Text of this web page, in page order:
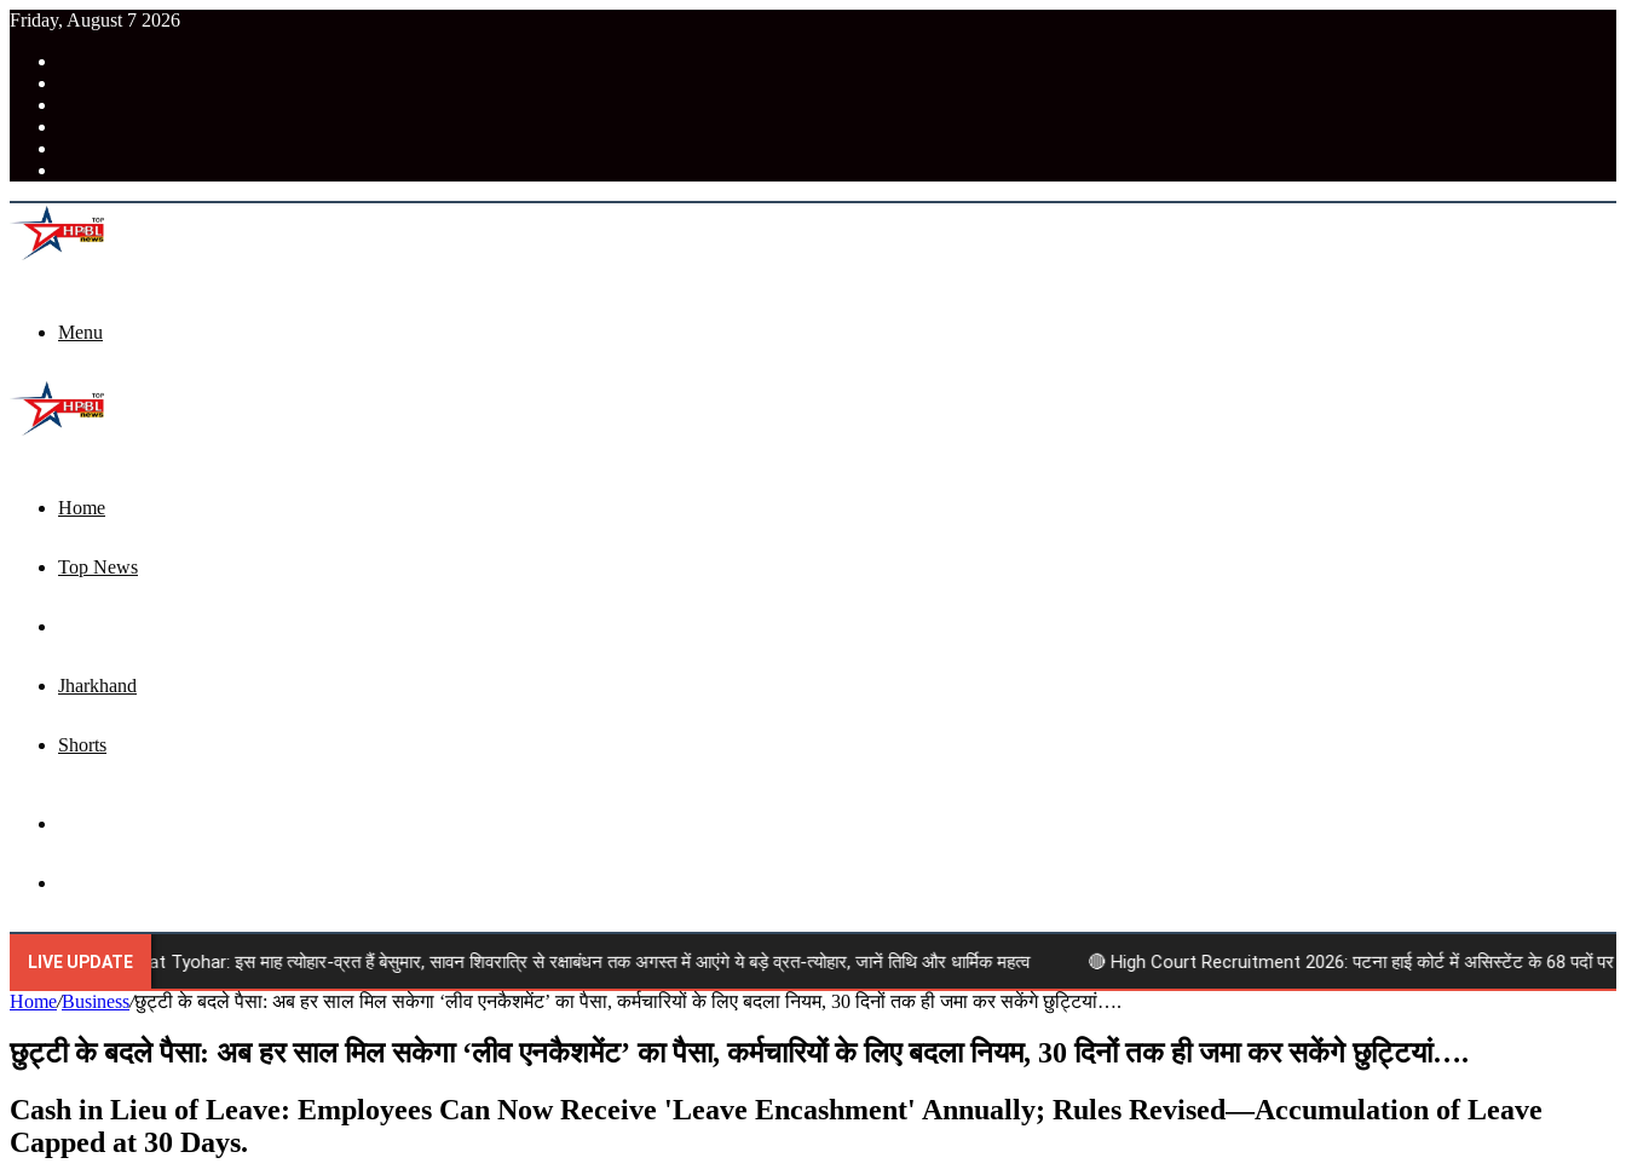
Friday, August 7 2026
Menu
Home
Top News
Jharkhand
Shorts
for
LIVE UPDATE
2026 Vrat Tyohar: इस माह त्योहार-व्रत हैं बेसुमार, सावन शिवरात्रि से रक्षाबंधन तक अगस्त में आएंगे ये बड़े व्रत-त्योहार, जानें तिथि और धार्मिक महत्व 🔴 High Court Recruitment 2026: पटना हाई कोर्ट में असिस्टेंट के 68 पदों पर निकली
Home/Business/छुट्टी के बदले पैसा: अब हर साल मिल सकेगा ‘लीव एनकैशमेंट’ का पैसा, कर्मचारियों के लिए बदला नियम, 30 दिनों तक ही जमा कर सकेंगे छुट्टियां….
छुट्टी के बदले पैसा: अब हर साल मिल सकेगा ‘लीव एनकैशमेंट’ का पैसा, कर्मचारियों के लिए बदला नियम, 30 दिनों तक ही जमा कर सकेंगे छुट्टियां….
Cash in Lieu of Leave: Employees Can Now Receive 'Leave Encashment' Annually; Rules Revised—Accumulation of Leave
Capped at 30 Days.